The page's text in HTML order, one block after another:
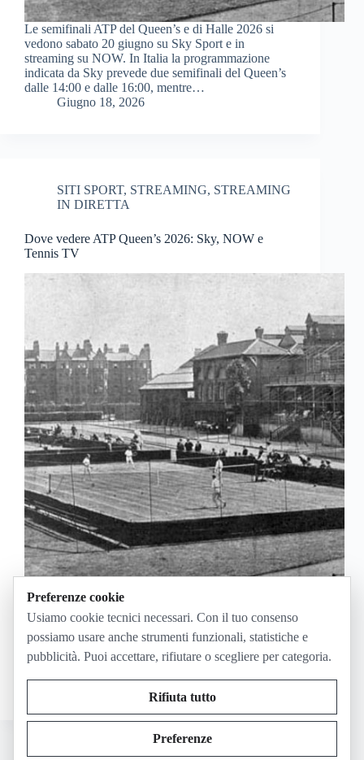
Le semifinali ATP del Queen’s e di Halle 2026 si
vedono sabato 20 giugno su Sky Sport e in
streaming su NOW. In Italia la programmazione
indicata da Sky prevede due semifinali del Queen’s
dalle 14:00 e dalle 16:00, mentre…
Giugno 18, 2026
SITI SPORT, STREAMING, STREAMING
IN DIRETTA
Dove vedere ATP Queen’s 2026: Sky, NOW e
Tennis TV
L’ATP Queen’s 2026 si vede attraverso i canali e le
piattaforme ufficiali del tennis: il torneo maschile
dell’HSBC Championships parte con le
qualificazioni sabato 13 e domenica 14 giugno, poi il
tabellone principale si gioca da lunedì 15 a
Preferenze cookie
Usiamo cookie tecnici necessari. Con il tuo consenso
possiamo usare anche strumenti funzionali, statistiche e
pubblicità. Puoi accettare, rifiutare o scegliere per categoria.
Rifiuta tutto
Preferenze